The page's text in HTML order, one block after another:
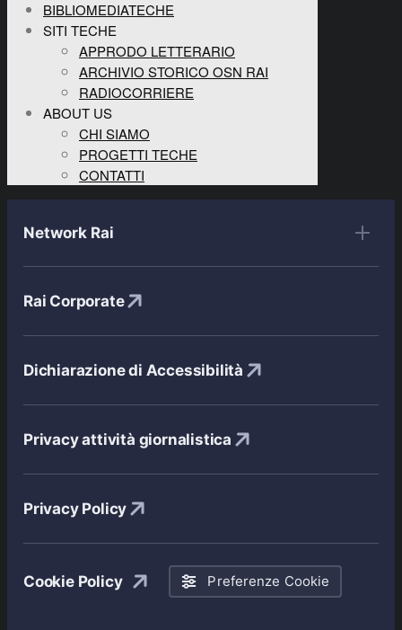
BIBLIOMEDIATECHE
SITI TECHE
APPRODO LETTERARIO
ARCHIVIO STORICO OSN RAI
RADIOCORRIERE
ABOUT US
CHI SIAMO
PROGETTI TECHE
CONTATTI